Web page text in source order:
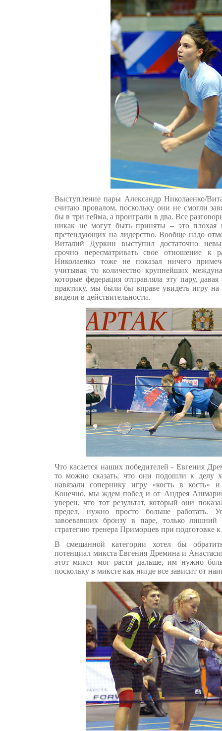
Выступление пары Александр Николаенко/
считаю провалом, поскольку они не смогли
бы в три гейма, а проиграли в два. Все
никак не могут быть приняты – это плохая
претендующих на лидерство. Вообще надо
Виталий Дуркин выступил достаточно
срочно пересматривать свое отношение к
Николаенко тоже не показал ничего
учитывая то количество крупнейших
которые федерация отправляла эту пару,
практику, мы были бы вправе увидеть игру
видели в действительности.
Что касается наших победителей - Евгения
то можно сказать, что они подошли к делу
навязали сопернику игру «кость в кость»
Конечно, мы ждем побед и от Андрея
уверен, что тот результат, который они
предел, нужно просто больше работать.
завоевавших бронзу в паре, только лишний
стратегию тренера Приморцев при подготовке
В смешанной категории хотел бы
потенциал микста Евгения Дремина и
этот микст мог расти дальше, им нужно
поскольку в миксте как нигде все зависит от